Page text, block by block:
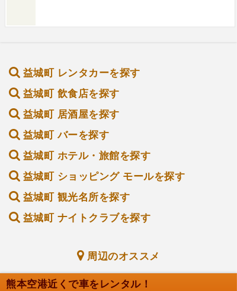
益城町 レンタカーを探す
益城町 飲食店を探す
益城町 居酒屋を探す
益城町 バーを探す
益城町 ホテル・旅館を探す
益城町 ショッピング モールを探す
益城町 観光名所を探す
益城町 ナイトクラブを探す
周辺のオススメ
熊本空港近くで車をレンタル！